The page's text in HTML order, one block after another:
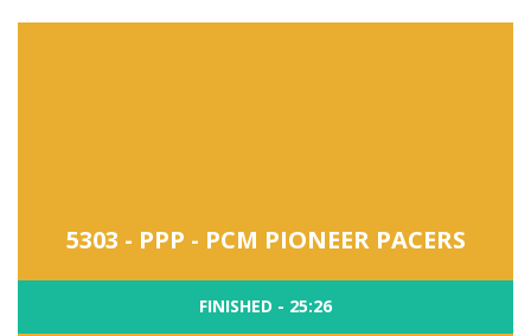
5303 - PPP - PCM PIONEER PACERS
FINISHED - 25:26